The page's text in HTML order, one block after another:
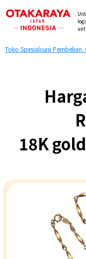
Toko Spesialisasi Pembelian.
18K